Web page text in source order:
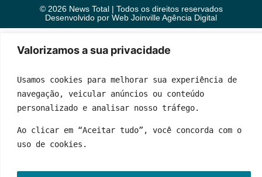
Valorizamos a sua privacidade
Usamos cookies para melhorar sua experiência de
navegação, veicular anúncios ou conteúdo
personalizado e analisar nosso tráfego.
Ao clicar em “Aceitar tudo”, você concorda com o
uso de cookies.
© 2026 News Total | Todos os direitos reservados
Desenvolvido por Web Joinville Agência Digital